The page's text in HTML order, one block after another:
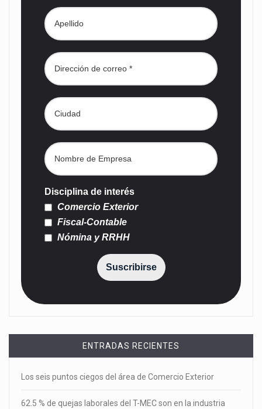
Disciplina de interés
Comercio Exterior
Fiscal-Contable
Nómina y RRHH
Suscribirse
ENTRADAS RECIENTES
Los seis puntos ciegos del área de Comercio Exterior
62.5 % de quejas laborales del T-MEC son en la industria